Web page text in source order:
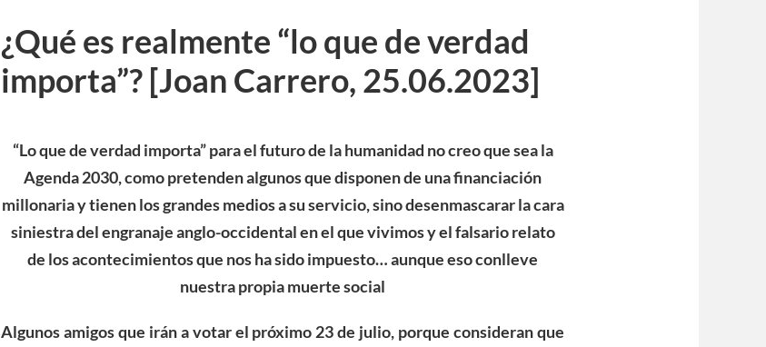
¿Qué es realmente “lo que de verdad
importa”? [Joan Carrero, 25.06.2023]
“Lo que de verdad importa” para el futuro de la humanidad no creo que sea la
Agenda 2030, como pretenden algunos que disponen de una financiación
millonaria y tienen los grandes medios a su servicio, sino desenmascarar la cara
siniestra del engranaje anglo-occidental en el que vivimos y el falsario relato
de los acontecimientos que nos ha sido impuesto… aunque eso conlleve
nuestra propia muerte social
Algunos amigos que irán a votar el próximo 23 de julio, porque consideran que